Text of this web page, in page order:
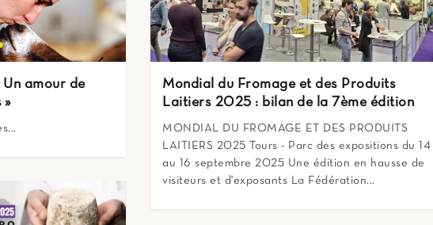
amour de
»
Mondial du Fromage et des Produits
Laitiers 2025 : bilan de la 7ème édition
MONDIAL DU FROMAGE ET DES PRODUITS
LAITIERS 2025 Tours - Parc des expositions du 14
au 16 septembre 2025 Une édition en hausse de
visiteurs et d'exposants La Fédération...